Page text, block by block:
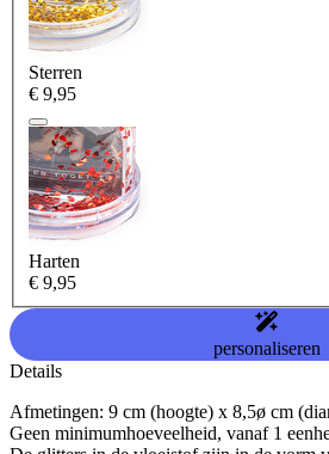
Sterren
€ 9,95
Harten
€ 9,95
personaliseren
Details
Afmetingen: 9 cm (hoogte) x 8,5ø cm
Geen minimumhoeveelheid, vanaf 1